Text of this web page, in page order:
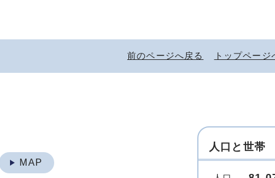
前のページへ戻る トップページ
MAP
人口と世帯